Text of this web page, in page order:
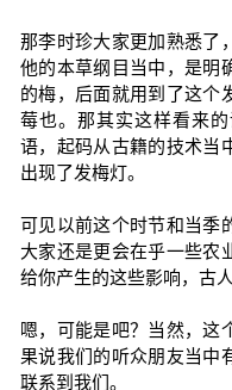
那李时珍大家更加熟悉了
他的本草纲目当中，是明
的梅，后面就用到了这个
莓也。那其实这样看来
语，起码从古籍的技术当
出现了发梅灯。
可见以前这个时节和当季
大家还是更会在乎一些农
给你产生的这些影响，古
嗯，可能是吧？当然，这
果说我们的听众朋友当中
联系到我们。